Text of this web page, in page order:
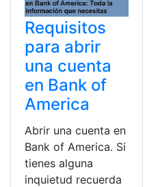
Requisitos
para abrir
una cuenta
en Bank of
America
Abrir una cuenta en
Bank of America. Si
tienes alguna
inquietud recuerda